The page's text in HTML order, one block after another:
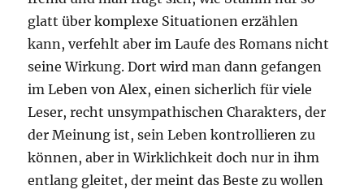
glatt über komplexe Situationen erzählen
kann, verfehlt aber im Laufe des Romans nicht
seine Wirkung. Dort wird man dann gefangen
im Leben von Alex, einen sicherlich für viele
Leser, recht unsympathischen Charakters, der
der Meinung ist, sein Leben kontrollieren zu
können, aber in Wirklichkeit doch nur in ihm
entlang gleitet, der meint das Beste zu wollen